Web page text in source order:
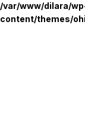
/var/www/dilara/
content/themes/